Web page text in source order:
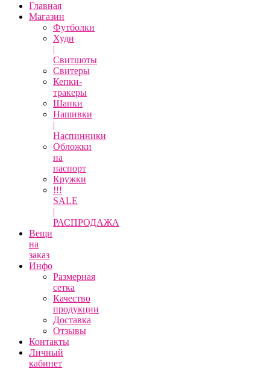
Главная
Магазин
Футболки
Худи
|
Свитшоты
Свитеры
Кепки-
тракеры
Шапки
Нашивки
|
Наспинники
Обложки
на
паспорт
Кружки
!!!
SALE
|
РАСПРОДАЖА
Вещи
на
заказ
Инфо
Размерная
сетка
Качество
продукции
Доставка
Отзывы
Контакты
Личный
кабинет